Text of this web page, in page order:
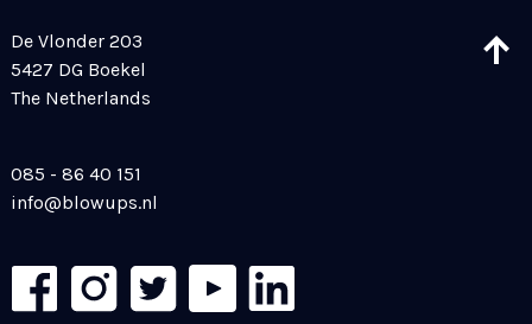
De Vlonder 203
5427 DG Boekel
The Netherlands
085 - 86 40 151
info@blowups.nl